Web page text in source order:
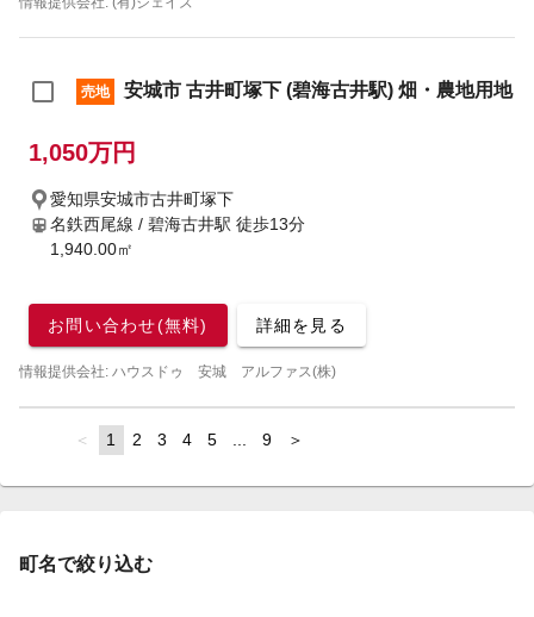
売地 安城市 古井町塚下 (碧海古井駅) 畑・農地用地
1,050万円
愛知県安城市古井町塚下
名鉄西尾線 / 碧海古井駅 徒歩13分
1,940.00㎡
お問い合わせ(無料) 詳細を見る
情報提供会社: ハウスドゥ 安城 アルファス(株)
page
You're
page
1 page
2 page
3 page
4 page
5 pagepage
9 page
町名で絞り込む